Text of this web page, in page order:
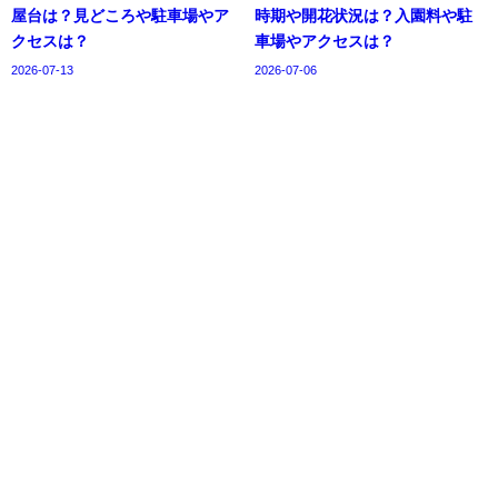
屋台は？見どころや駐車場やア
クセスは？
2026-07-13
時期や開花状況は？入園料や駐
車場やアクセスは？
2026-07-06